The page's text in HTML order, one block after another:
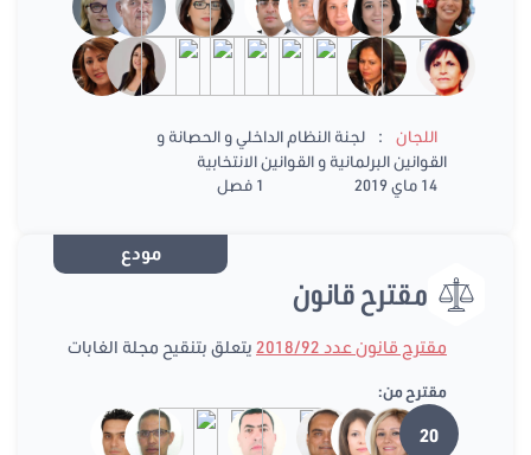
اللجان :
لجنة النظام الداخلي و الحصانة و
القوانين البرلمانية و القوانين الانتخابية
14 ماي 2019
1 فصل
مودع
مقترح قانون
مقترح قانون عدد 2018/92 يتعلق بتنقيح مجلة الغابات
مقترح من:
20